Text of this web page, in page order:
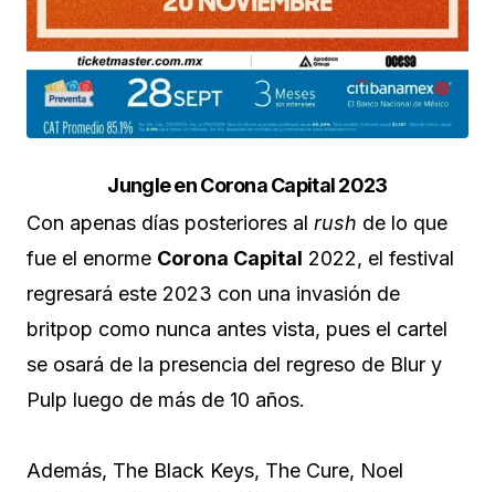
Jungle en Corona Capital 2023
Con apenas días posteriores al rush de lo que
fue el enorme Corona Capital 2022, el festival
regresará este 2023 con una invasión de
britpop como nunca antes vista, pues el cartel
se osará de la presencia del regreso de Blur y
Pulp luego de más de 10 años.
Además, The Black Keys, The Cure, Noel